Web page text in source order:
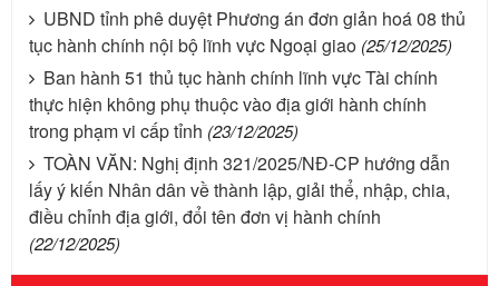
UBND tỉnh phê duyệt Phương án đơn giản hoá 08 thủ
tục hành chính nội bộ lĩnh vực Ngoại giao (25/12/2025)
Ban hành 51 thủ tục hành chính lĩnh vực Tài chính
thực hiện không phụ thuộc vào địa giới hành chính
trong phạm vi cấp tỉnh (23/12/2025)
TOÀN VĂN: Nghị định 321/2025/NĐ-CP hướng dẫn
lấy ý kiến Nhân dân về thành lập, giải thể, nhập, chia,
điều chỉnh địa giới, đổi tên đơn vị hành chính
(22/12/2025)